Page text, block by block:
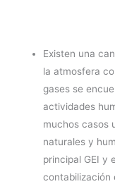
Existen una
la atmosfera
gases se
actividades
muchos casos
naturales y
principal GEI y
contabilización